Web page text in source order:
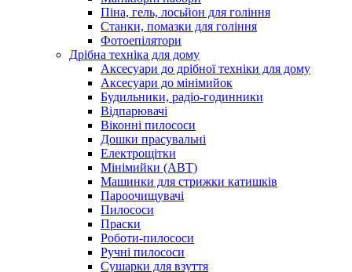
Піна, гель, лосьйон для гоління
Станки, помазки для гоління
Фотоепілятори
Дрібна техніка для дому
Аксесуари до дрібної техніки для дому
Аксесуари до мінімийок
Будильники, радіо-годинники
Відпарювачі
Віконні пилососи
Дошки прасувальні
Електрощітки
Мінімийки (АВТ)
Машинки для стрижки катишків
Пароочищувачі
Пилососи
Праски
Роботи-пилососи
Ручні пилососи
Сушарки для взуття